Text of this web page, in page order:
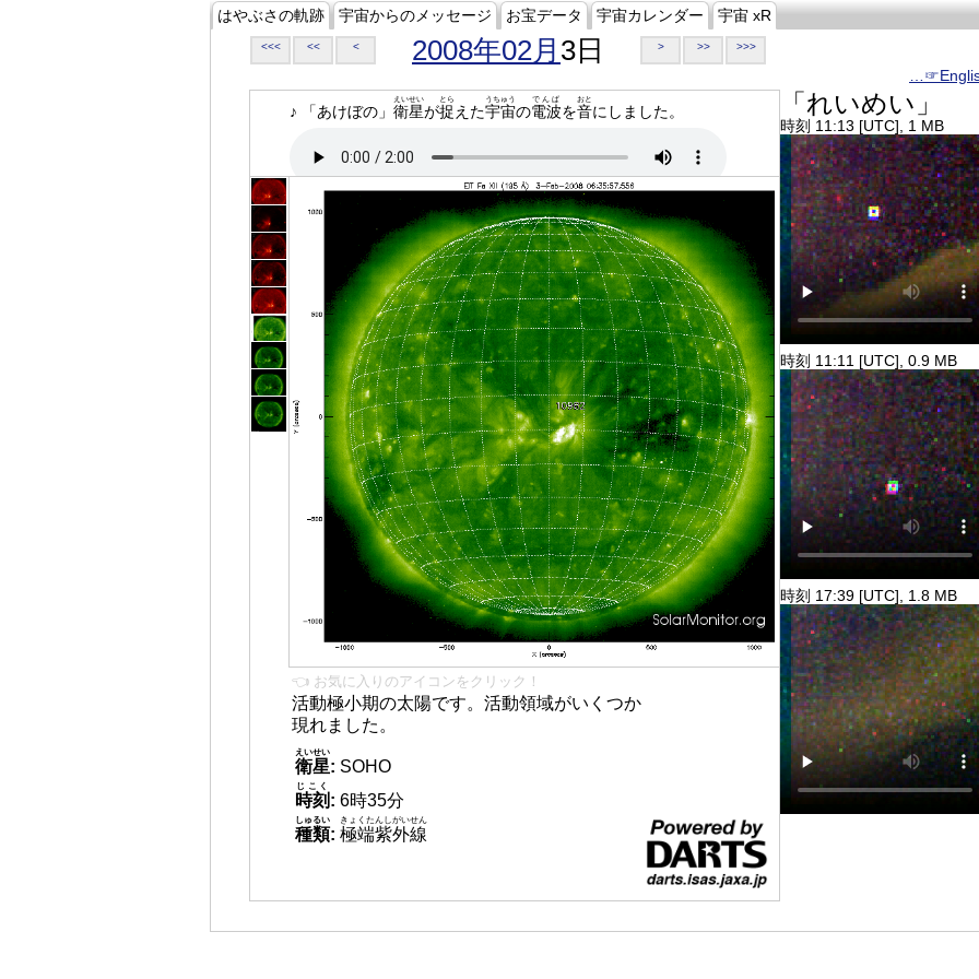
はやぶさの軌跡 宇宙からのメッセージ お宝データ 宇宙カレンダー 宇宙 xR
<<< << < 2008年02月 3日 > >> >>>
♪ 「あけぼの」 衛星
えいせい
が捉
とら
えた宇宙
うちゅう
の電波
でんぱ
を音
おと
にしました。
👈 お気に入りのアイコンをクリック！
活動極小期の太陽です。活動領域がいくつか
現れました。
衛星
えいせい
: SOHO
時刻
じこく
: 6時35分
種類
しゅるい
: 極端紫外線
きょくたんしがいせん
「れいめい」
時刻 11:13 [UTC], 1 MB
時刻 11:11 [UTC], 0.9 MB
時刻 17:39 [UTC], 1.8 MB